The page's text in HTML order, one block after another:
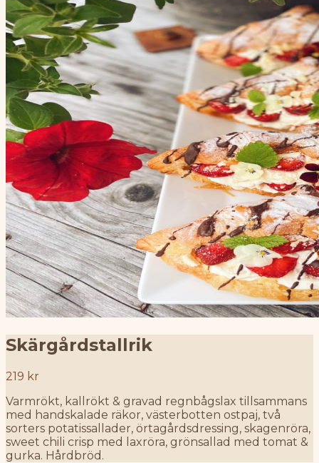
Skärgårdstallrik
219 kr
Varmrökt, kallrökt & gravad regnbågslax tillsammans
med handskalade räkor, västerbotten ostpaj, två
sorters potatissallader, örtagårdsdressing, skagenröra,
sweet chili crisp med laxröra, grönsallad med tomat &
gurka. Hårdbröd.